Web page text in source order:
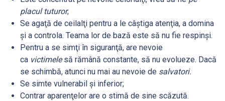
placul tuturor;
Se agaţă de ceilalţi pentru a le câştiga atenţia, a domina
şi a controla. Teama lor de bază este să nu fie respinşi.
Pentru a se simţi în siguranţă, are nevoie
ca victimelesă rămână constante, să nu evolueze. Dacă
se schimbă, atunci nu mai au nevoie de salvatori.
Se simte vulnerabil şi inferior;
Contrar aparenţelor are o stimă de sine scăzută.